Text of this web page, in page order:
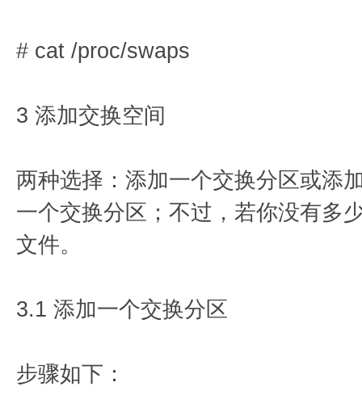
# cat /proc/swaps
3 添加交换空间
两种选择：添加一个交换分区或添
一个交换分区；不过，若你没有多
文件。
3.1 添加一个交换分区
步骤如下：